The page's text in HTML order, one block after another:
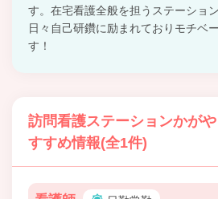
す。在宅看護全般を担うステーショ
日々自己研鑽に励まれておりモチベ
す！
訪問看護ステーションかが
すすめ情報(全1件)